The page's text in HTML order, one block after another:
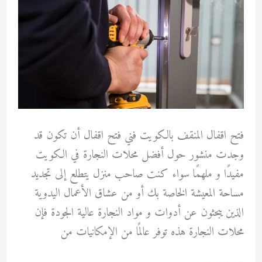
فتح اقفال المنقف بالكويت فني فتح اقفال أن تكون قد
وجدت منشور حول أفضل محلات النجارة في الكويت
مفيدًا و ملهمًا سواء كنت صاحب منزل يتطلع إلى تجديد
مساحة المعيشة الخاصة بك أو من عشاق الأعمال اليدوية
الذين يبحثون عن أدوات و مواد النجارة عالية الجودة فإن
محلات النجارة هذه توفر عالمًا من الإمكانيات من